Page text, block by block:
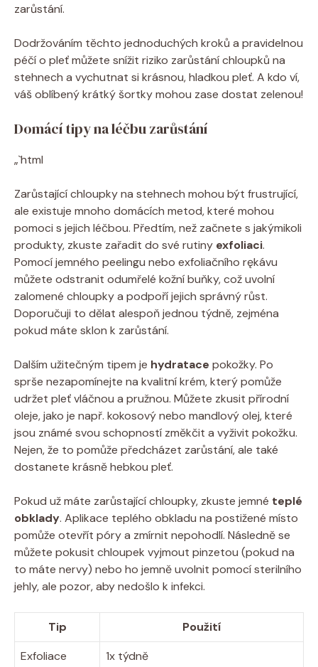
zarůstání.
Dodržováním těchto jednoduchých kroků a pravidelnou
péčí o pleť můžete snížit riziko zarůstání chloupků na
stehnech a vychutnat si krásnou, hladkou pleť. A kdo ví,
váš oblíbený krátký šortky mohou zase dostat zelenou!
Domácí tipy na léčbu zarůstání
„`html
Zarůstající chloupky na stehnech mohou být frustrující,
ale existuje mnoho domácích metod, které mohou
pomoci s jejich léčbou. Předtím, než začnete s jakýmikoli
produkty, zkuste zařadit do své rutiny exfoliaci.
Pomocí jemného peelingu nebo exfoliačního rękávu
můžete odstranit odumřelé kožní buňky, což uvolní
zalomené chloupky a podpoří jejich správný růst.
Doporučuji to dělat alespoň jednou týdně, zejména
pokud máte sklon k zarůstání.
Dalším užitečným tipem je hydratace pokožky. Po
sprše nezapomínejte na kvalitní krém, který pomůže
udržet pleť vláčnou a pružnou. Můžete zkusit přírodní
oleje, jako je např. kokosový nebo mandlový olej, které
jsou známé svou schopností změkčit a vyživit pokožku.
Nejen, že to pomůže předcházet zarůstání, ale také
dostanete krásně hebkou pleť.
Pokud už máte zarůstající chloupky, zkuste jemné teplé
obklady. Aplikace teplého obkladu na postižené místo
pomůže otevřít póry a zmírnit nepohodlí. Následně se
můžete pokusit chloupek vyjmout pinzetou (pokud na
to máte nervy) nebo ho jemně uvolnit pomocí sterilního
jehly, ale pozor, aby nedošlo k infekci.
Tip
Použití
Exfoliace
1x týdně